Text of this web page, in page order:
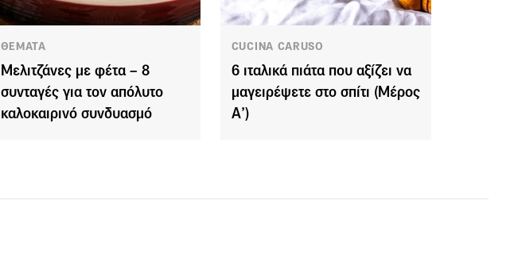
ΘΕΜΑΤΑ
Μελιτζάνες με φέτα – 8
συνταγές για τον απόλυτο
καλοκαιρινό συνδυασμό
CUCINA CARUSO
6 ιταλικά πιάτα που αξίζει να
μαγειρέψετε στο σπίτι (Μέρος
Α’)